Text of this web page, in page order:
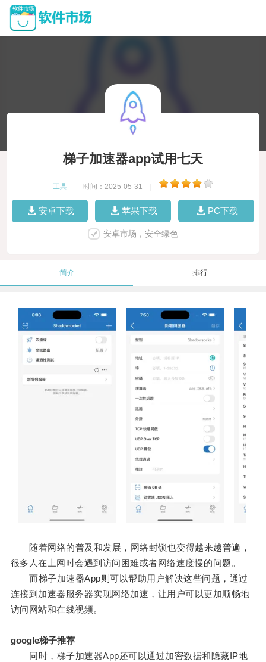
梯子加速器app试用七天
工具 时间：2025-05-31
安卓下载 苹果下载 PC下载
安卓市场，安全绿色
简介 排行
随着网络的普及和发展，网络封锁也变得越来越普遍，
很多人在上网时会遇到访问困难或者网络速度慢的问题。
而梯子加速器App则可以帮助用户解决这些问题，通过
连接到加速器服务器实现网络加速，让用户可以更加顺畅地
访问网站和在线视频。
google梯子推荐
同时，梯子加速器App还可以通过加密数据和隐藏IP地